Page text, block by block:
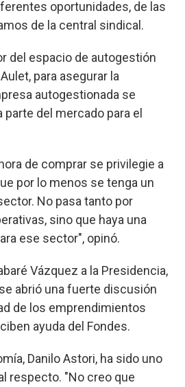
oportunidades, de las
de la central sindical.
del espacio de autogestión
para asegurar la
autogestionada se
del mercado para el
de comprar se privilegie a
por lo menos se tenga un
No pasa tanto por
sino que haya una
ese sector", opinó.
Vázquez a la Presidencia,
abrió una fuerte discusión
de los emprendimientos
ayuda del Fondes.
Danilo Astori, ha sido uno
respecto. "No creo que